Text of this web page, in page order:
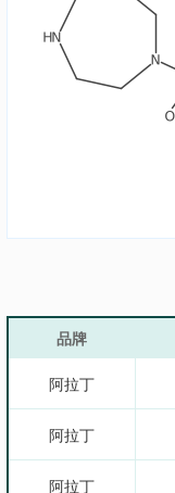
品牌
阿拉丁
阿拉丁
阿拉丁